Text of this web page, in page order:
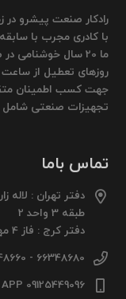
رادکار صنعت پیشرو
با کادری مجرب با
ما 20 سال
جهت کسب اطمینان
تجهیزات صنعتی شامل
تماس باما
دفتر تهران :
طبقه 3 واحد 2
دفتر کرج : فاز 4 مهرشهر خیابان 411 شرقی پلاک 114 واحد 1
66348680 - 66348660 تماس از 8 صبح تا 6 شب
09125449096 WHATS APP